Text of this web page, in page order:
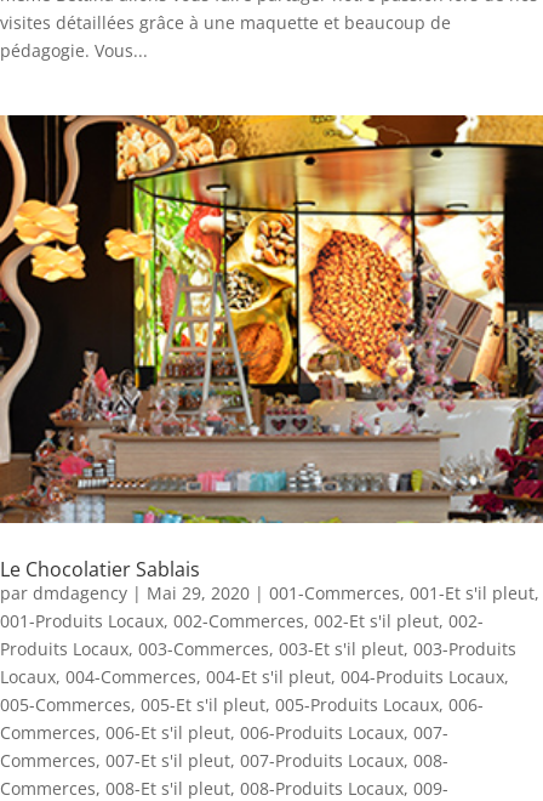
visites détaillées grâce à une maquette et beaucoup de
pédagogie. Vous...
Le Chocolatier Sablais
par dmdagency | Mai 29, 2020 | 001-Commerces, 001-Et s'il pleut,
001-Produits Locaux, 002-Commerces, 002-Et s'il pleut, 002-
Produits Locaux, 003-Commerces, 003-Et s'il pleut, 003-Produits
Locaux, 004-Commerces, 004-Et s'il pleut, 004-Produits Locaux,
005-Commerces, 005-Et s'il pleut, 005-Produits Locaux, 006-
Commerces, 006-Et s'il pleut, 006-Produits Locaux, 007-
Commerces, 007-Et s'il pleut, 007-Produits Locaux, 008-
Commerces, 008-Et s'il pleut, 008-Produits Locaux, 009-